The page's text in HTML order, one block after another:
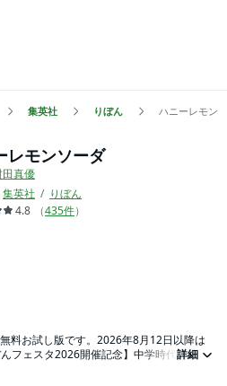
集英社 りぼん ハニーレモン
レモンソーダ
田真優
集英社
りぼん
4.8
（435件）
料お試し版です。2026年8月12日以降は
フェスタ2026開催記念】中学時代、詳細